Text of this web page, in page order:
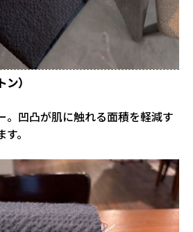
）
。凹凸が肌に触れる面積を軽減す
。